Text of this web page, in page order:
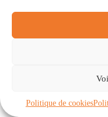
Politique de cookies
Communautés